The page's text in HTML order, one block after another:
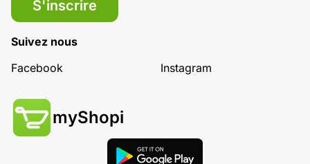
S'inscrire
Suivez nous
Facebook
Instagram
myShopi